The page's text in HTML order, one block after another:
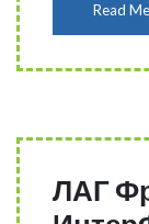
Read Me
ЛАГ